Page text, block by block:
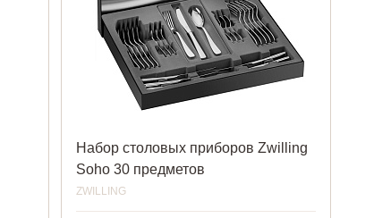
Набор столовых приборов Zwilling
Soho 30 предметов
ZWILLING